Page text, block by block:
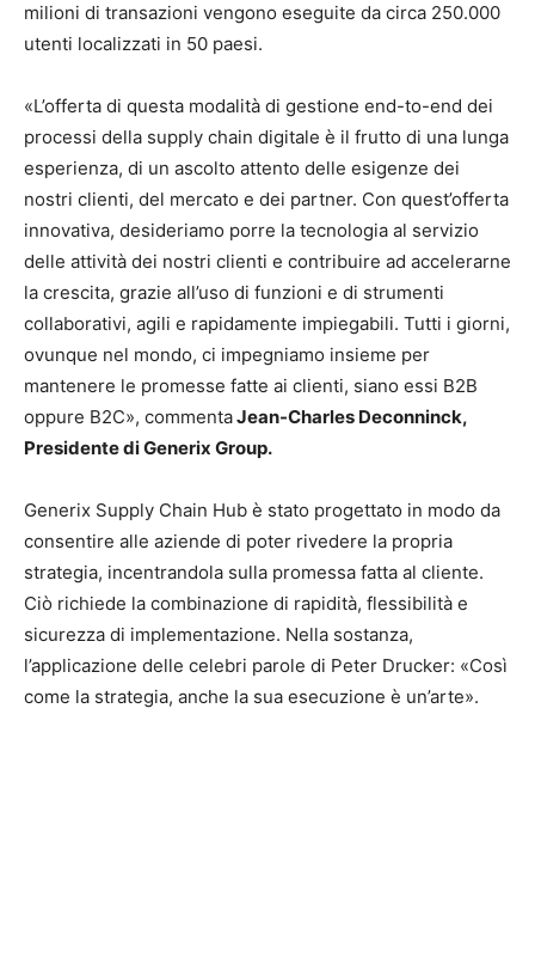
milioni di transazioni vengono eseguite da circa 250.000
utenti localizzati in 50 paesi.
«L’offerta di questa modalità di gestione end-to-end dei
processi della supply chain digitale è il frutto di una lunga
esperienza, di un ascolto attento delle esigenze dei
nostri clienti, del mercato e dei partner. Con quest’offerta
innovativa, desideriamo porre la tecnologia al servizio
delle attività dei nostri clienti e contribuire ad accelerarne
la crescita, grazie all’uso di funzioni e di strumenti
collaborativi, agili e rapidamente impiegabili. Tutti i giorni,
ovunque nel mondo, ci impegniamo insieme per
mantenere le promesse fatte ai clienti, siano essi B2B
oppure B2C», commentaJean-Charles Deconninck,
Presidente di Generix Group.
Generix Supply Chain Hub è stato progettato in modo da
consentire alle aziende di poter rivedere la propria
strategia, incentrandola sulla promessa fatta al cliente.
Ciò richiede la combinazione di rapidità, flessibilità e
sicurezza di implementazione. Nella sostanza,
l’applicazione delle celebri parole di Peter Drucker: «Così
come la strategia, anche la sua esecuzione è un’arte».